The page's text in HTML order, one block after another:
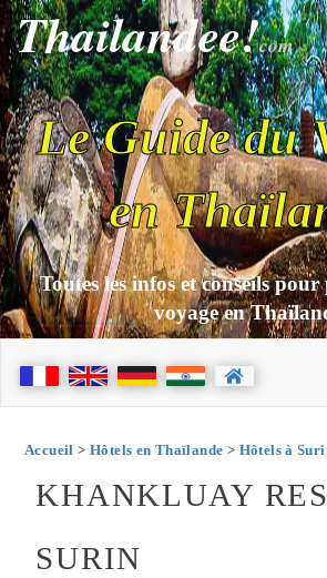
Thailandee!com
Le Guide du
en
Toutes les infos et conseils
voyage en
Accueil > Hôtels en Thaïlande > Hôtels à
KHANKLUAY
SURIN